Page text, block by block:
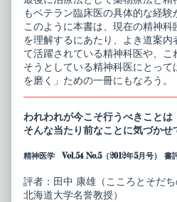
もベテラン臨床医の具体的な経験
このように本書は、現在の精神科
を理解するにあたり、よき道案内
て活躍されている精神科医や、
そうとしている精神科医にとっ
を磨く」ための一冊にもなろう。
われわれが今こそ行うべきことは
そんな当たり前なことに気づかせ
精神医学 Vol.54 No.5（2012年5月号） 書
評者：田中 康雄（こころとそだ
北海道大学名誉教授）